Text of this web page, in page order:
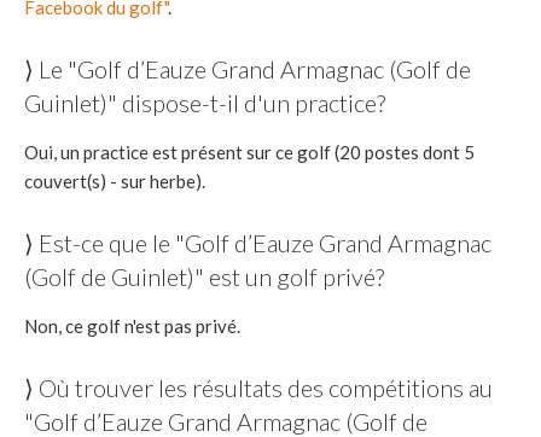
Facebook du golf".
⟩ Le "Golf d’Eauze Grand Armagnac (Golf de
Guinlet)" dispose-t-il d'un practice?
Oui, un practice est présent sur ce golf (20 postes dont 5
couvert(s) - sur herbe).
⟩ Est-ce que le "Golf d’Eauze Grand Armagnac
(Golf de Guinlet)" est un golf privé?
Non, ce golf n'est pas privé.
⟩ Où trouver les résultats des compétitions au
"Golf d’Eauze Grand Armagnac (Golf de